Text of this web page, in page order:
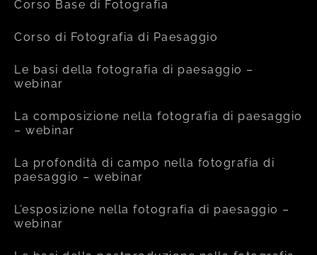
Corso Base di Fotografia
Corso di Fotografia di Paesaggio
Le basi della fotografia di paesaggio –
webinar
La composizione nella fotografia di paesaggio
– webinar
La profondità di campo nella fotografia di
paesaggio – webinar
L’esposizione nella fotografia di paesaggio –
webinar